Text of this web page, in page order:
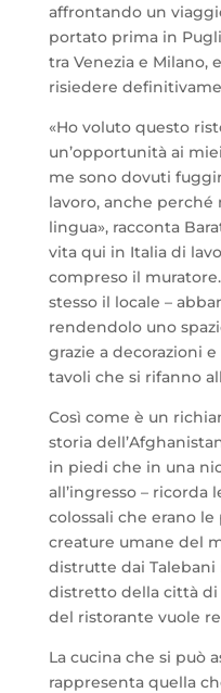
affrontando un
portato prima in
tra Venezia e Milano,
risiedere
«Ho voluto questo
un’opportunità ai
me sono dovuti
lavoro, anche
lingua», racconta
vita qui in Italia di
compreso il
stesso il locale –
rendendolo uno
grazie a decorazioni
tavoli che si rifanno
Così come è un
storia
in piedi che in una
all’ingresso – ricorda
colossali che erano
creature umane del
distrutte dai Talebani
distretto della città di
del ristorante vuole
La cucina che si può
rappresenta quella